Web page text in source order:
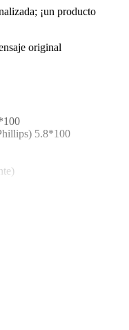
¡un producto
original
5.8*100